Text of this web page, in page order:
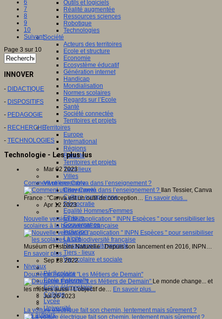
Outils et logiciels
Réalité augmentée
Ressources sciences
Robotique
Technologies
Société
Acteurs des territoires
Ecole et structure
Economie
Ecosystème éducatif
Génération internet
Handicap
Mondialisation
Normes scolaires
Regards sur l’Ecole
Santé
Société connectée
Territoires et projets
Territoires
Europe
International
Régions
Ruralité
Territoires et projets
Tiers lieux
Villes
Vivre ensemble
Citoyenneté
Culture européenne
Démocratie
Egalité Hommes/Femmes
Ethique
Gouvernance
Inclusion
Laïcité
Ressources citoyenneté
Tiers - lieux
Vie scolaire et sociale
Niveaux
Périscolaire
Ecole maternelle
Ecole élémentaire
Collège
Lycée
Université
Les auteurs
6
7
8
9
10
Suivant
Page 3 sur 10
INNOVER
- DIDACTIQUE
- DISPOSITIFS
- PEDAGOGIE
- RECHERCHE
- TECHNOLOGIES
Technologie - Les plus lus
Mar 02 2023
Comment utiliser Canva dans l’enseignement ?
Ilan Tessier, Canva
France : "Canva est un outil de conception… En savoir plus...
Apr 12 2023
Nouvelle version de l'application " INPN Espèces " pour sensibiliser les
scolaires à la biodiversité française
Muséum d'Histoire Naturelle : Depuis son lancement en 2016, INPN…
En savoir plus...
Sep 28 2022
Douzième Épisode "Les Métiers de Demain"
Le monde change... et
les métiers aussi ! L'objectif de… En savoir plus...
Jul 26 2023
La voiture électrique fait son chemin, lentement mais sûrement ?